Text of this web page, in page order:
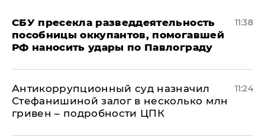
СБУ пресекла разведдеятельность
пособницы оккупантов, помогавшей
РФ наносить удары по Павлограду
11:38
Антикоррупционный суд назначил
Стефанишиной залог в несколько млн
гривен – подробности ЦПК
11:24